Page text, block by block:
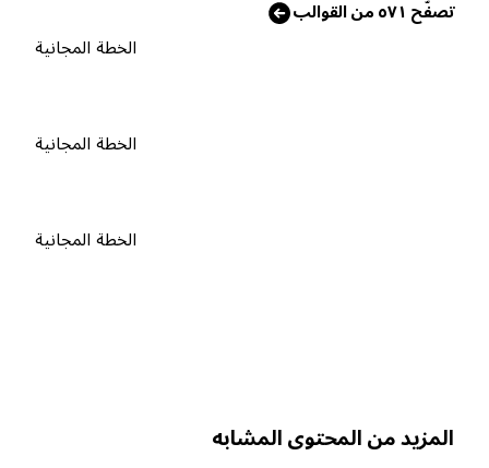
٥٧١ من القوالب
الخطة المجانية
الخطة المجانية
الخطة المجانية
من المحتوى المشابه